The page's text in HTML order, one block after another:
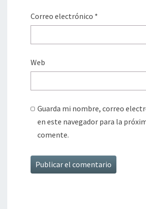
Correo electrónico *
Web
Guarda mi nombre, correo
en este navegador para la
comente.